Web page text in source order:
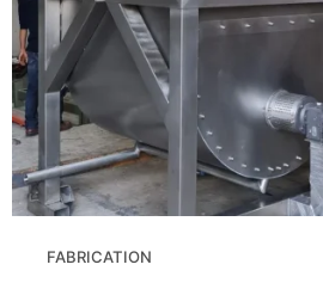
FABRICATION